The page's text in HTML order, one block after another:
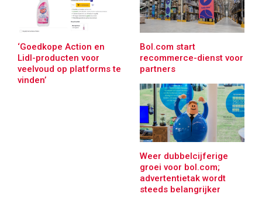
‘Goedkope Action en
Lidl-producten voor
veelvoud op platforms te
vinden’
Bol.com start
recommerce-dienst voor
partners
Weer dubbelcijferige
groei voor bol.com;
advertentietak wordt
steeds belangrijker